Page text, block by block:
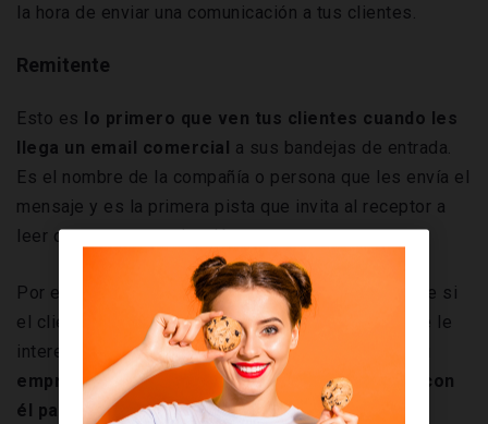
la hora de enviar una comunicación a tus clientes.
Remitente
Esto es lo primero que ven tus clientes cuando les
llega un email comercial a sus bandejas de entrada.
Es el nombre de la compañía o persona que les envía el
mensaje y es la primera pista que invita al receptor a
leer o no esa comunicación.
Por eso, tiene que estar asociado a tu marca ya que si
el cliente se suscribió a tus newsletters es porque le
interesa tu contenido ytiene que saber que es tu
empresa la que se está poniendo en contacto con
él para que le genere confianza.